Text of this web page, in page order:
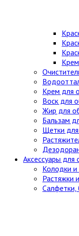
Крем для
Воск для
Жир для
Бальзам
Щетки
Аксессуары для
Колодки
Растяжки
Салфетки,